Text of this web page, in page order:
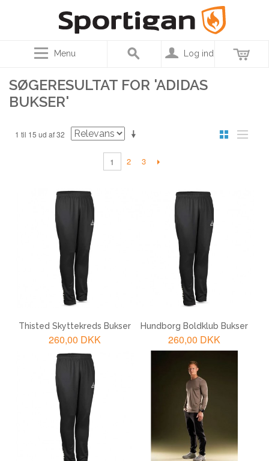
Menu Log ind
SØGERESULTAT FOR 'ADIDAS
BUKSER'
1 til 15 ud af 32
1 2 3
Thisted Skyttekreds Bukser
260,00 DKK
LÆG I KURV
Hundborg Boldklub Bukser
260,00 DKK
LÆG I KURV